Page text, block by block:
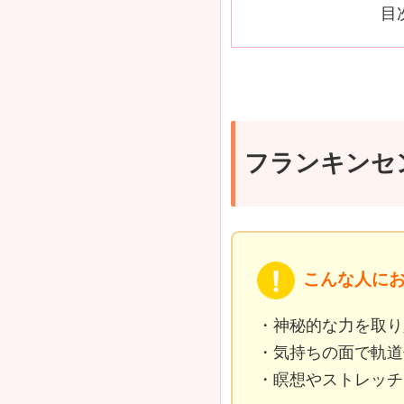
目
フランキン
こんな人に
・神秘的な力を取
・気持ちの面で軌
・瞑想やストレッ